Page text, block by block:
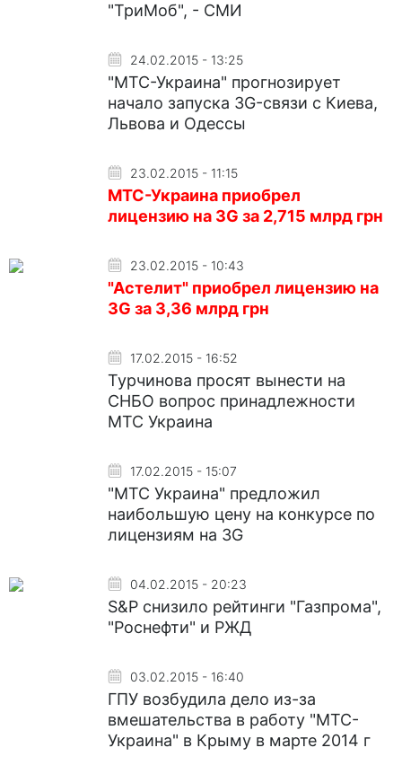
"ТриМоб", - СМИ
24.02.2015 - 13:25
"МТС-Украина" прогнозирует
начало запуска 3G-связи с Киева,
Львова и Одессы
23.02.2015 - 11:15
МТС-Украина приобрел
лицензию на 3G за 2,715 млрд грн
23.02.2015 - 10:43
"Астелит" приобрел лицензию на
3G за 3,36 млрд грн
17.02.2015 - 16:52
Турчинова просят вынести на
СНБО вопрос принадлежности
МТС Украина
17.02.2015 - 15:07
"МТС Украина" предложил
наибольшую цену на конкурсе по
лицензиям на 3G
04.02.2015 - 20:23
S&P снизило рейтинги "Газпрома",
"Роснефти" и РЖД
03.02.2015 - 16:40
ГПУ возбудила дело из-за
вмешательства в работу "МТС-
Украина" в Крыму в марте 2014 г